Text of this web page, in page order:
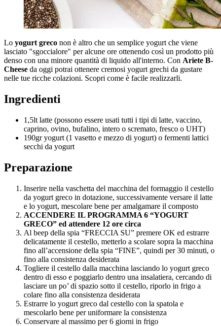
Lo yogurt greco non è altro che un semplice yogurt che viene
lasciato "sgoccialore" per alcune ore ottenendo così un prodotto più
denso con una minore quantità di liquido all'interno. Con Ariete B-
Cheese da oggi potrai ottenere cremosi yogurt grechi da gustare
nelle tue ricche colazioni. Scopri come è facile realizzarli.
Ingredienti
1,5lt latte (possono essere usati tutti i tipi di latte, vaccino,
caprino, ovino, bufalino, intero o scremato, fresco o UHT)
190gr yogurt (1 vasetto e mezzo di yogurt) o fermenti lattici
secchi da yogurt
Preparazione
Inserire nella vaschetta del macchina del formaggio il cestello
da yogurt greco in dotazione, successivamente versare il latte
e lo yogurt, mescolare bene per amalgamare il composto
ACCENDERE IL PROGRAMMA 6 “YOGURT
GRECO” ed attendere 12 ore circa
Al beep della spia “FRECCIA SU” premere OK ed estrarre
delicatamente il cestello, metterlo a scolare sopra la macchina
fino all’accensione della spia “FINE”, quindi per 30 minuti, o
fino alla consistenza desiderata
Togliere il cestello dalla macchina lasciando lo yogurt greco
dentro di esso e poggiarlo dentro una insalatiera, cercando di
lasciare un po’ di spazio sotto il cestello, riporlo in frigo a
colare fino alla consistenza desiderata
Estrarre lo yogurt greco dal cestello con la spatola e
mescolarlo bene per uniformare la consistenza
Conservare al massimo per 6 giorni in frigo